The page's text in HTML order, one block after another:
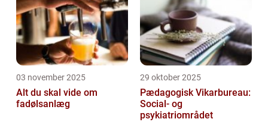
03 november 2025
Alt du skal vide om
fadølsanlæg
29 oktober 2025
Pædagogisk Vikarbureau:
Social- og
psykiatriområdet